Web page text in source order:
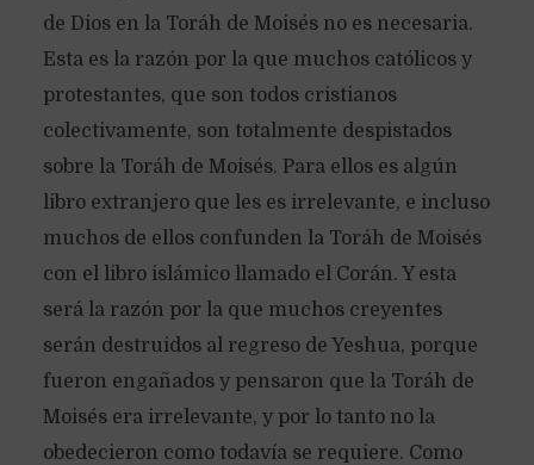
de Dios en la Toráh de Moisés no es necesaria.
Esta es la razón por la que muchos católicos y
protestantes, que son todos cristianos
colectivamente, son totalmente despistados
sobre la Toráh de Moisés. Para ellos es algún
libro extranjero que les es irrelevante, e incluso
muchos de ellos confunden la Toráh de Moisés
con el libro islámico llamado el Corán. Y esta
será la razón por la que muchos creyentes
serán destruidos al regreso de Yeshua, porque
fueron engañados y pensaron que la Toráh de
Moisés era irrelevante, y por lo tanto no la
obedecieron como todavía se requiere. Como